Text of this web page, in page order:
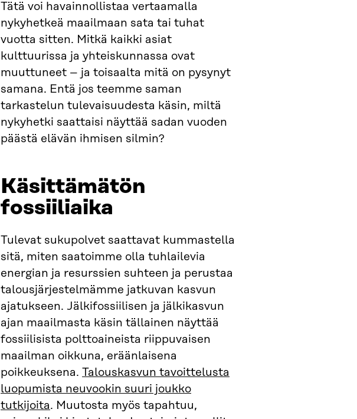
Tätä voi havainnollistaa vertaamalla
nykyhetkeä maailmaan sata tai tuhat
vuotta sitten. Mitkä kaikki asiat
kulttuurissa ja yhteiskunnassa ovat
muuttuneet – ja toisaalta mitä on pysynyt
samana. Entä jos teemme saman
tarkastelun tulevaisuudesta käsin, miltä
nykyhetki saattaisi näyttää sadan vuoden
päästä elävän ihmisen silmin?
Käsittämätön
fossiiliaika
Tulevat sukupolvet saattavat kummastella
sitä, miten saatoimme olla tuhlailevia
energian ja resurssien suhteen ja perustaa
talousjärjestelmämme jatkuvan kasvun
ajatukseen. Jälkifossiilisen ja jälkikasvun
ajan maailmasta käsin tällainen näyttää
fossiilisista polttoaineista riippuvaisen
maailman oikkuna, eräänlaisena
poikkeuksena. Talouskasvun tavoittelusta
luopumista neuvookin suuri joukko
tutkijoita. Muutosta myös tapahtuu,